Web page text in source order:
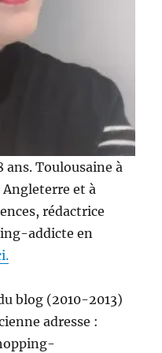
ans. Toulousaine à
et à
rédactrice
addicte en
blog (2010-2013)
adresse :